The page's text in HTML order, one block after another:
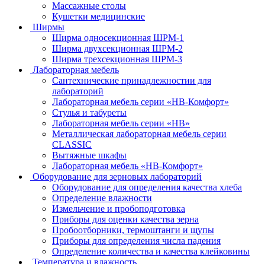
Массажные столы
Кушетки медицинские
Ширмы
Ширма односекционная ШРМ-1
Ширма двухсекционная ШРМ-2
Ширма трехсекционная ШРМ-3
Лабораторная мебель
Сантехнические принадлежностии для
лабораторий
Лабораторная мебель серии «НВ-Комфорт»
Стулья и табуреты
Лабораторная мебель серии «НВ»
Металлическая лабораторная мебель серии
CLASSIC
Вытяжные шкафы
Лабораторная мебель «НВ-Комфорт»
Оборудование для зерновых лабораторий
Оборудование для определения качества хлеба
Определение влажности
Измельчение и пробоподготовка
Приборы для оценки качества зерна
Пробоотборники, термоштанги и щупы
Приборы для определения числа падения
Определение количества и качества клейковины
Температура и влажность